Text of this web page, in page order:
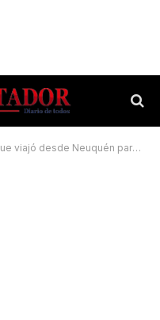
Neuquén para matar a Cristina